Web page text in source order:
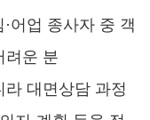
어업 종사자 중 객
려운 분
대면상담 과정